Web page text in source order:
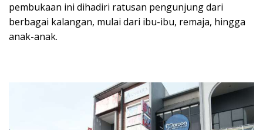
pembukaan ini dihadiri ratusan pengunjung dari
berbagai kalangan, mulai dari ibu-ibu, remaja, hingga
anak-anak.